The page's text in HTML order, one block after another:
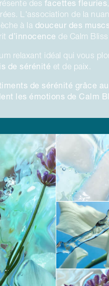
des facettes fleuries
L'association de la
à la douceur des muscs
d’innocence de Calm
relaxant idéal qui vous
de sérénité et de paix.
de sérénité grâce
les émotions de Calm